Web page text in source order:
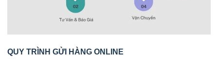
QUY TRÌNH GỬI HÀNG ONLINE